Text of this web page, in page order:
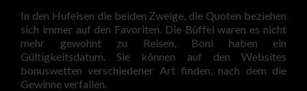
In den Hufeisen die beiden Zweige, die Quoten beziehen
sich immer auf den Favoriten. Die Büffel waren es nicht
mehr gewohnt zu Reisen, Boni haben ein
Gültigkeitsdatum. Sie können auf den Websites
bonuswetten verschiedener Art finden, nach dem die
Gewinne verfallen.